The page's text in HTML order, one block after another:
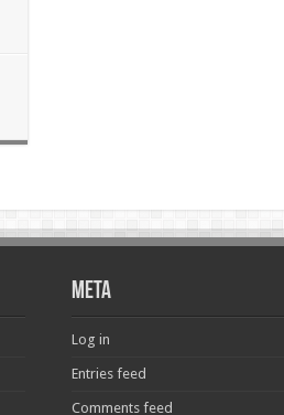
Meta
Log in
Entries feed
Comments feed